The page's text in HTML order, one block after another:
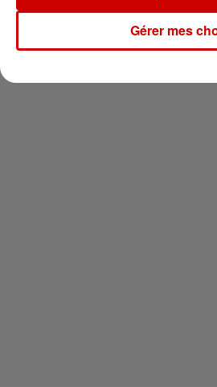
Newsletter
Gérer mes